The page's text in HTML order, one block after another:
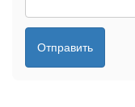
Отправить